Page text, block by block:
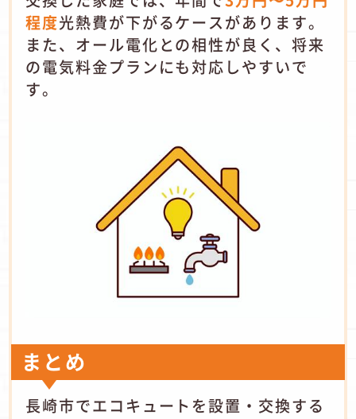
程度光熱費が下がるケースがあります。
また、オール電化との相性が良く、将来
の電気料金プランにも対応しやすいで
す。
まとめ
長崎市でエコキュートを設置・交換する